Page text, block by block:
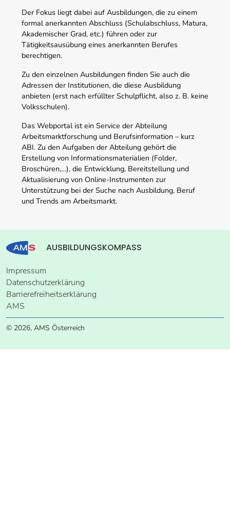
Der Fokus liegt dabei auf Ausbildungen, die zu einem
formal anerkannten Abschluss (Schulabschluss, Matura,
Akademischer Grad, etc.) führen oder zur
Tätigkeitsausübung eines anerkannten Berufes
berechtigen.
Zu den einzelnen Ausbildungen finden Sie auch die
Adressen der Institutionen, die diese Ausbildung
anbieten (erst nach erfüllter Schulpflicht, also z. B. keine
Volksschulen).
Das Webportal ist ein Service der Abteilung
Arbeitsmarktforschung und Berufsinformation – kurz
ABI. Zu den Aufgaben der Abteilung gehört die
Erstellung von Informationsmaterialien (Folder,
Broschüren,…), die Entwicklung, Bereitstellung und
Aktualisierung von Online-Instrumenten zur
Unterstützung bei der Suche nach Ausbildung, Beruf
und Trends am Arbeitsmarkt.
AUSBILDUNGSKOMPASS
Impressum
Datenschutzerklärung
Barrierefreiheitserklärung
AMS
© 2026, AMS Österreich